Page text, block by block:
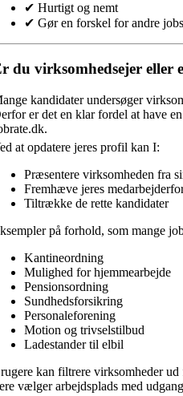
✔ Hurtigt og nemt
✔ Gør en forskel for andre
du virksomhedsejer eller
kandidater undersøger
er det en klar fordel at have
at opdatere jeres profil kan I:
Præsentere virksomheden fra
Fremhæve jeres
Tiltrække de rette kandidater
på forhold, som mange
Kantineordning
Mulighed for hjemmearbejde
Pensionsordning
Sundhedsforsikring
Personaleforening
Motion og trivselstilbud
Ladestander til elbil
kan filtrere virksomheder
vælger arbejdsplads med